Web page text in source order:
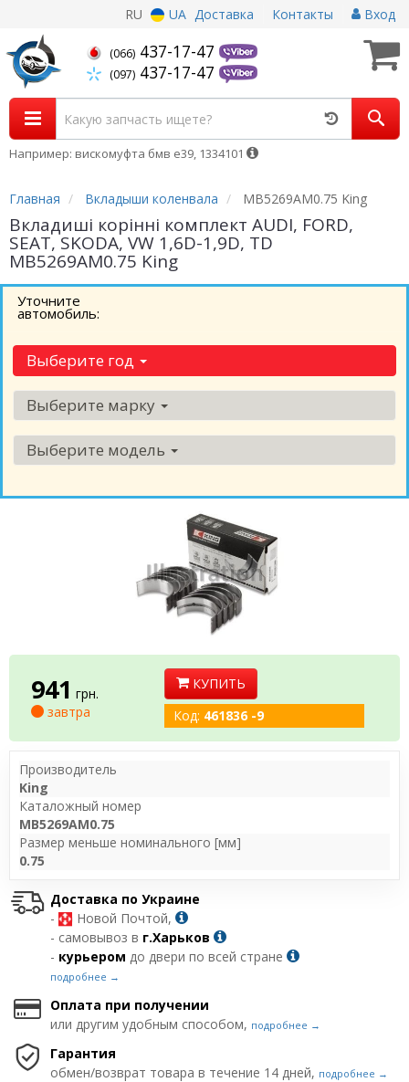
RU UA Доставка Контакты Вход
(066) 437-17-47
(097) 437-17-47
Например: вискомуфта бмв е39, 1334101
Главная Вкладыши коленвала MB5269AM0.75 King
Вкладиші корінні комплект AUDI, FORD,
SEAT, SKODA, VW 1,6D-1,9D, TD
MB5269AM0.75 King
Уточните
автомобиль:
Выберите год
Выберите марку
Выберите модель
941 грн.
завтра
КУПИТЬ
Код: 461836 -9
Производитель
King
Каталожный номер
MB5269AM0.75
Размер меньше номинального [мм]
0.75
Доставка по Украине
-
Новой Почтой,
- самовывоз в г.Харьков
- курьером до двери по всей стране
подробнее →
Оплата при получении
или другим удобным способом, подробнее →
Гарантия
обмен/возврат товара в течение 14 дней, подробнее →